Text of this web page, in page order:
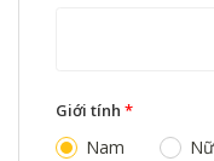
Giới tính *
Nam Nữ